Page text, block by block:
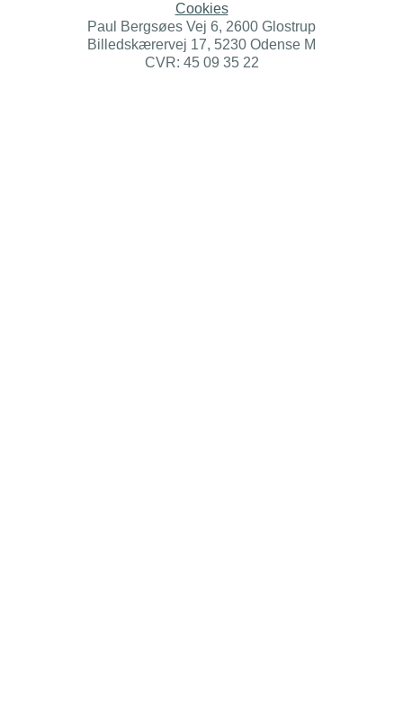
Cookies
Paul Bergsøes Vej 6, 2600 Glostrup
Billedskærervej 17, 5230 Odense M
CVR: 45 09 35 22